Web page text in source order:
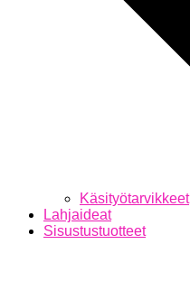
Käsityötarvikkeet
Lahjaideat
Sisustustuotteet